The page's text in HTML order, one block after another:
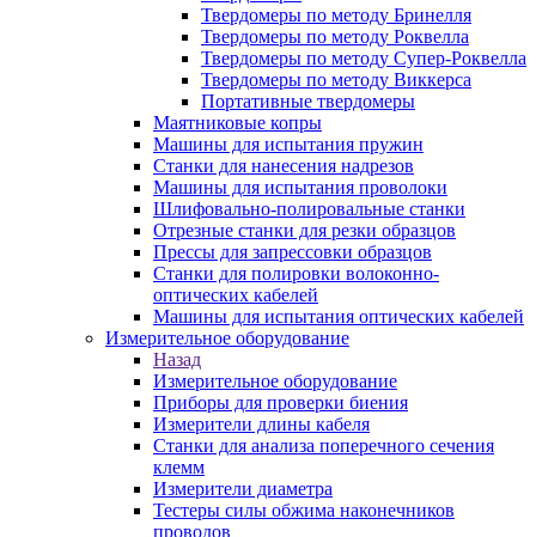
Твердомеры по методу Бринелля
Твердомеры по методу Роквелла
Твердомеры по методу Супер-Роквелла
Твердомеры по методу Виккерса
Портативные твердомеры
Маятниковые копры
Машины для испытания пружин
Станки для нанесения надрезов
Машины для испытания проволоки
Шлифовально-полировальные станки
Отрезные станки для резки образцов
Прессы для запрессовки образцов
Станки для полировки волоконно-
оптических кабелей
Машины для испытания оптических кабелей
Измерительное оборудование
Назад
Измерительное оборудование
Приборы для проверки биения
Измерители длины кабеля
Станки для анализа поперечного сечения
клемм
Измерители диаметра
Тестеры силы обжима наконечников
проводов